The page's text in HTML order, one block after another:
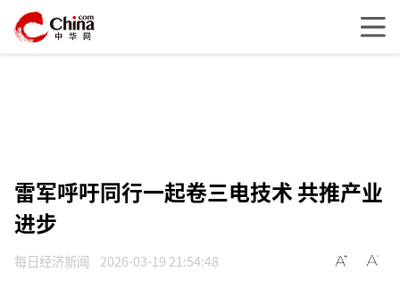
雷军呼吁同行一起卷三电技术 共推产业
进步
每日经济新闻 2026-03-19 21:54:48